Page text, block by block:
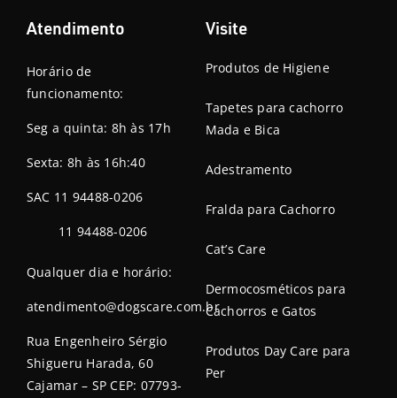
Atendimento
Horário de
funcionamento:
Seg a quinta: 8h às 17h
Sexta: 8h às 16h:40
SAC 11 94488-0206
11 94488-0206
Qualquer dia e horário:
atendimento@dogscare.com.br
Rua Engenheiro Sérgio
Shigueru Harada, 60
Cajamar – SP CEP: 07793-
Visite
Produtos de Higiene
Tapetes para cachorro
Mada e Bica
Adestramento
Fralda para Cachorro
Cat’s Care
Dermocosméticos para
Cachorros e Gatos
Produtos Day Care para
Per